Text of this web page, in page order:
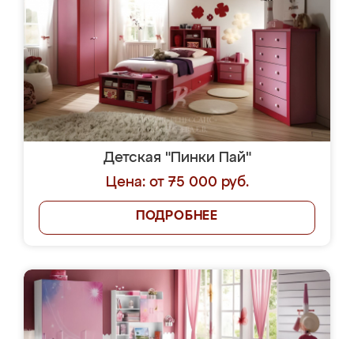
Детская "Пинки Пай"
Цена: от 75 000 руб.
ПОДРОБНЕЕ